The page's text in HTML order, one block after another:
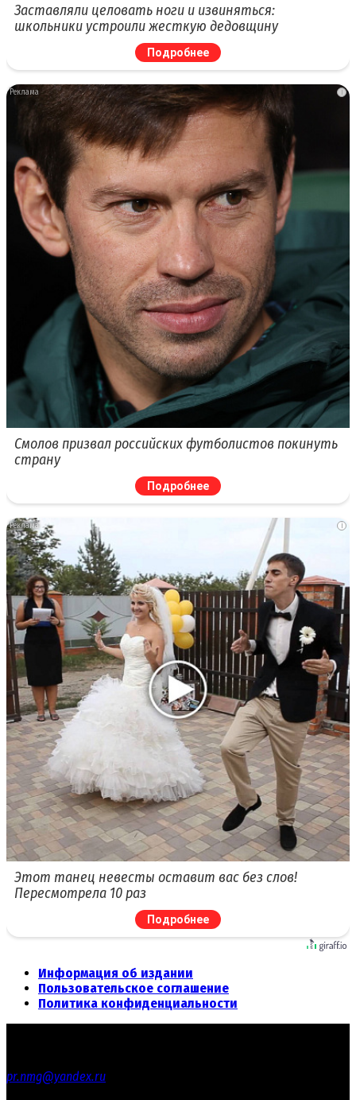
Заставляли целовать ноги и извиняться:
школьники устроили жесткую дедовщину
Подробнее
i
Смолов призвал российских футболистов покинуть
страну
Подробнее
i
Этот танец невесты оставит вас без слов!
Пересмотрела 10 раз
Подробнее
Информация об издании
Пользовательское соглашение
Политика конфиденциальности
pr.nmg@yandex.ru